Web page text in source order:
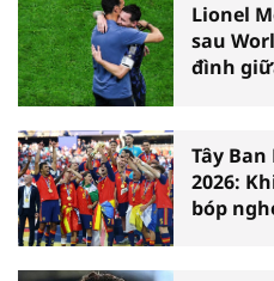
Lionel
sau
đình
Tây
2026:
bóp